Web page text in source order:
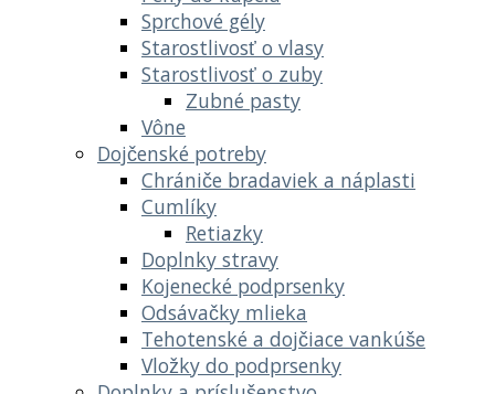
Sprchové gély
Starostlivosť o vlasy
Starostlivosť o zuby
Zubné pasty
Vône
Dojčenské potreby
Chrániče bradaviek a náplasti
Cumlíky
Retiazky
Doplnky stravy
Kojenecké podprsenky
Odsávačky mlieka
Tehotenské a dojčiace vankúše
Vložky do podprsenky